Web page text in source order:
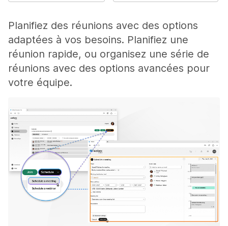
Planifiez des réunions avec des options
adaptées à vos besoins. Planifiez une
réunion rapide, ou organisez une série de
réunions avec des options avancées pour
votre équipe.